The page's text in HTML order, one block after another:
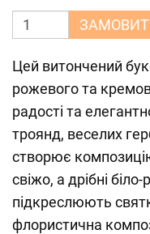
Цей витончений
рожевого та
радості та
троянд, веселих
створює
свіжо, а дрібні
підкреслюють
флористична